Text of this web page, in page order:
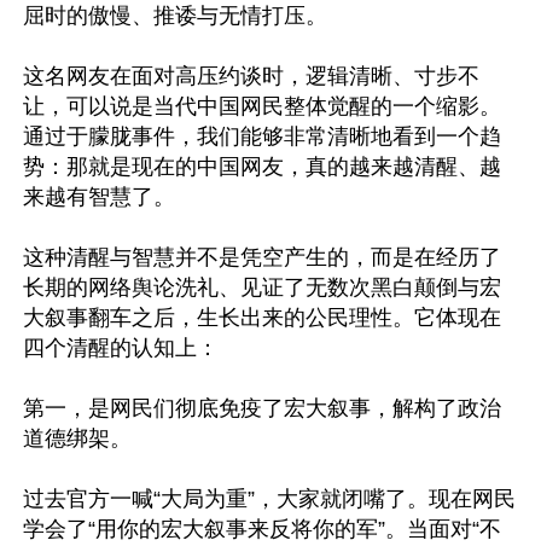
屈时的傲慢、推诿与无情打压。
这名网友在面对高压约谈时，逻辑清晰、寸步不
让，可以说是当代中国网民整体觉醒的一个缩影。
通过于朦胧事件，我们能够非常清晰地看到一个趋
势：那就是现在的中国网友，真的越来越清醒、越
来越有智慧了。
这种清醒与智慧并不是凭空产生的，而是在经历了
长期的网络舆论洗礼、见证了无数次黑白颠倒与宏
大叙事翻车之后，生长出来的公民理性。它体现在
四个清醒的认知上：
第一，是网民们彻底免疫了宏大叙事，解构了政治
道德绑架。
过去官方一喊“大局为重”，大家就闭嘴了。现在网民
学会了“用你的宏大叙事来反将你的军”。当面对“不